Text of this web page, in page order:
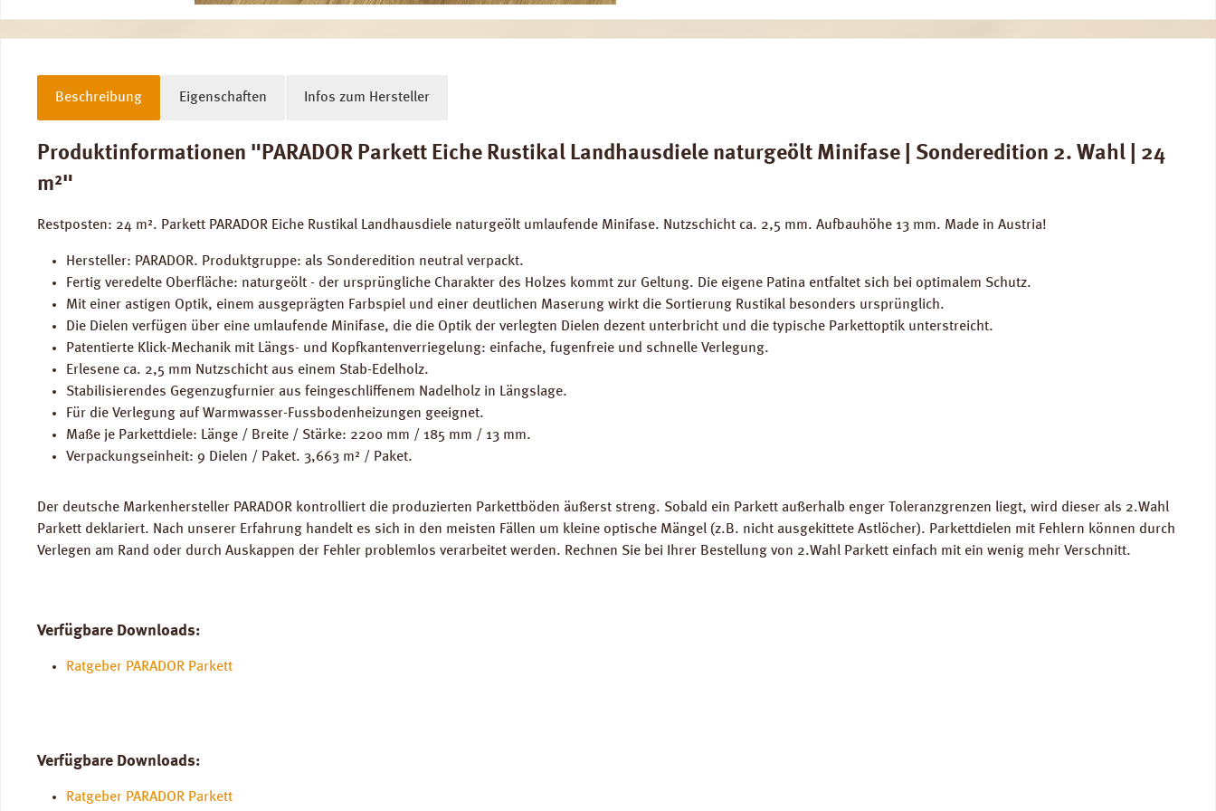
Beschreibung Eigenschaften Infos zum Hersteller
Produktinformationen "PARADOR Parkett Eiche Rustikal Landhausdiele naturgeölt Minifase | Sonderedition 2. Wahl | 24
m²"
Restposten: 24 m². Parkett PARADOR Eiche Rustikal Landhausdiele naturgeölt umlaufende Minifase. Nutzschicht ca. 2,5 mm. Aufbauhöhe 13 mm. Made in Austria!
Hersteller: PARADOR. Produktgruppe: als Sonderedition neutral verpackt.
Fertig veredelte Oberfläche: naturgeölt - der ursprüngliche Charakter des Holzes kommt zur Geltung. Die eigene Patina entfaltet sich bei optimalem Schutz.
Mit einer astigen Optik, einem ausgeprägten Farbspiel und einer deutlichen Maserung wirkt die Sortierung Rustikal besonders ursprünglich.
Die Dielen verfügen über eine umlaufende Minifase, die die Optik der verlegten Dielen dezent unterbricht und die typische Parkettoptik unterstreicht.
Patentierte Klick-Mechanik mit Längs- und Kopfkantenverriegelung: einfache, fugenfreie und schnelle Verlegung.
Erlesene ca. 2,5 mm Nutzschicht aus einem Stab-Edelholz.
Stabilisierendes Gegenzugfurnier aus feingeschliffenem Nadelholz in Längslage.
Für die Verlegung auf Warmwasser-Fussbodenheizungen geeignet.
Maße je Parkettdiele: Länge / Breite / Stärke: 2200 mm / 185 mm / 13 mm.
Verpackungseinheit: 9 Dielen / Paket. 3,663 m² / Paket.
Der deutsche Markenhersteller PARADOR kontrolliert die produzierten Parkettböden äußerst streng. Sobald ein Parkett außerhalb enger Toleranzgrenzen liegt, wird dieser als 2.Wahl
Parkett deklariert. Nach unserer Erfahrung handelt es sich in den meisten Fällen um kleine optische Mängel (z.B. nicht ausgekittete Astlöcher). Parkettdielen mit Fehlern können durch
Verlegen am Rand oder durch Auskappen der Fehler problemlos verarbeitet werden. Rechnen Sie bei Ihrer Bestellung von 2.Wahl Parkett einfach mit ein wenig mehr Verschnitt.
Verfügbare Downloads:
Ratgeber PARADOR Parkett
Verfügbare Downloads:
Ratgeber PARADOR Parkett